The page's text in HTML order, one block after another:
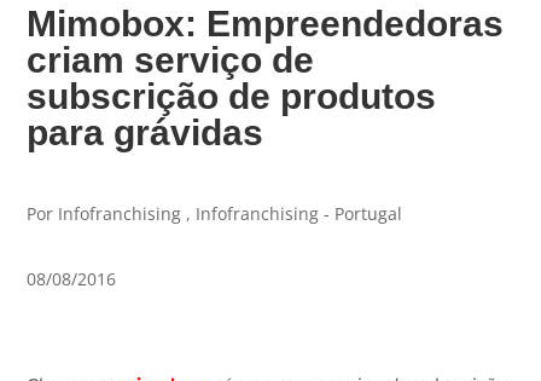
Mimobox: Empreendedoras
criam serviço de
subscrição de produtos
para grávidas
Por Infofranchising , Infofranchising - Portugal
08/08/2016